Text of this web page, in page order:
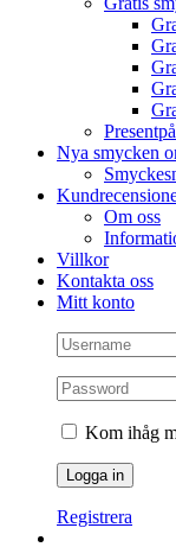
Nya smycken
Om oss
Villkor
Kontakta oss
Mitt konto
Kom ihåg
Registrera